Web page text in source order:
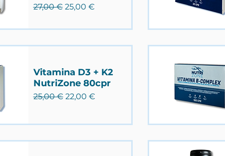
Prezzo regolare
27,00 € Prezzo scontato
25,00 €
Vitamina D3 + K2
NutriZone 80cpr
Prezzo regolare
25,00 € Prezzo scontato
22,00 €